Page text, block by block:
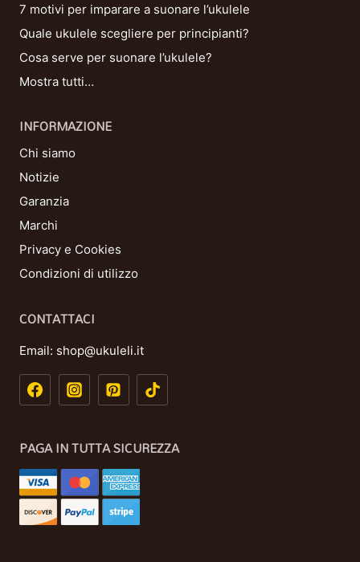
7 motivi per imparare a suonare l’ukulele
Quale ukulele scegliere per principianti?
Cosa serve per suonare l’ukulele?
Mostra tutti…
INFORMAZIONE
Chi siamo
Notizie
Garanzia
Marchi
Privacy e Cookies
Condizioni di utilizzo
CONTATTACI
Email: shop@ukuleli.it
PAGA IN TUTTA SICUREZZA